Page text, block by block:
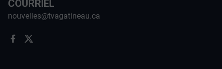
COURRIEL
nouvelles@tvagatineau.ca